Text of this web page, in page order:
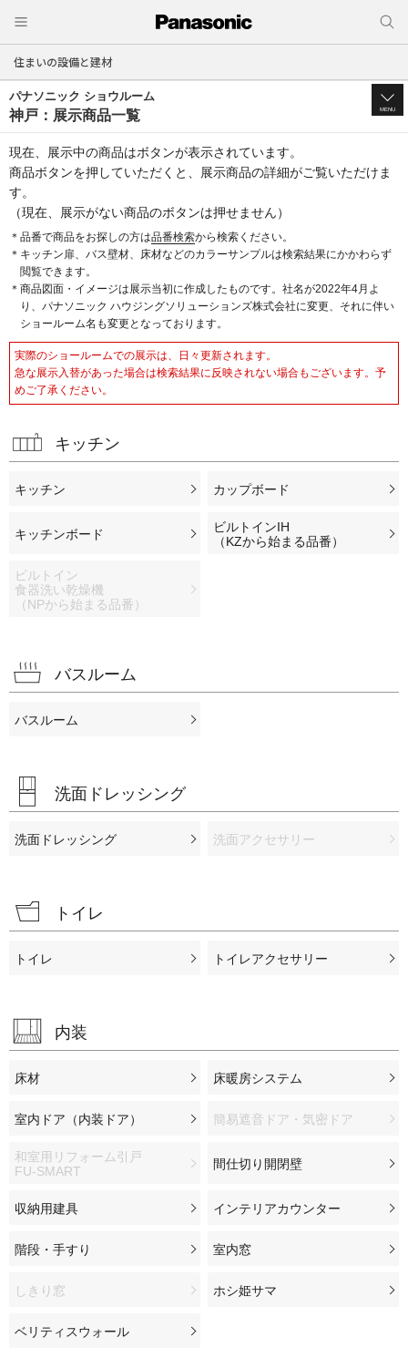
住まいの設備と建材
パナソニック ショウルーム
神戸：展示商品一覧 MENU
現在、展示中の商品はボタンが表示されています。
商品ボタンを押していただくと、展示商品の詳細がご覧いただけま
す。
（現在、展示がない商品のボタンは押せません）
＊品番で商品をお探しの方は品番検索から検索ください。
＊キッチン扉、バス壁材、床材などのカラーサンプルは検索結果にかかわらず
閲覧できます。
＊商品図面・イメージは展示当初に作成したものです。社名が2022年4月よ
り、パナソニック ハウジングソリューションズ株式会社に変更、それに伴い
ショールーム名も変更となっております。
実際のショールームでの展示は、日々更新されます。
急な展示入替があった場合は検索結果に反映されない場合もございます。予
めご了承ください。
キッチン
キッチン カップボード
キッチンボード
ビルトインIH
（KZから始まる品番）
ビルトイン
食器洗い乾燥機
（NPから始まる品番）
バスルーム
バスルーム
洗面ドレッシング
洗面ドレッシング 洗面アクセサリー
トイレ
トイレ トイレアクセサリー
内装
床材 床暖房システム
室内ドア（内装ドア） 簡易遮音ドア・気密ドア
和室用リフォーム引戸
FU-SMART
間仕切り開閉壁
収納用建具 インテリアカウンター
階段・手すり 室内窓
しきり窓 ホシ姫サマ
ベリティスウォール